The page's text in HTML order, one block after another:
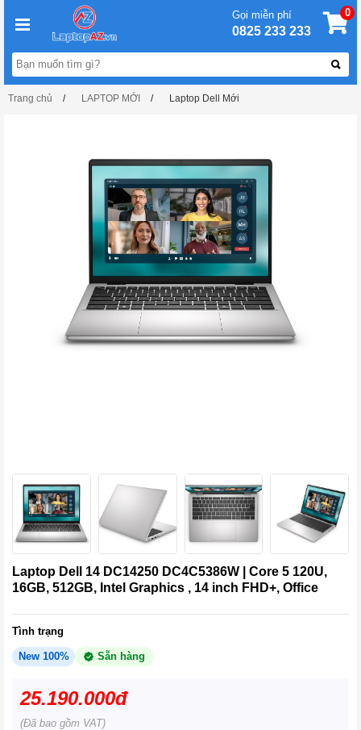
Gọi miễn phí
0825 233 233
0
Trang chủ LAPTOP MỚI Laptop Dell Mới
Laptop Dell 14 DC14250 DC4C5386W | Core 5 120U,
16GB, 512GB, Intel Graphics , 14 inch FHD+, Office
Tình trạng
New 100% Sẵn hàng
25.190.000đ
(Đã bao gồm VAT)